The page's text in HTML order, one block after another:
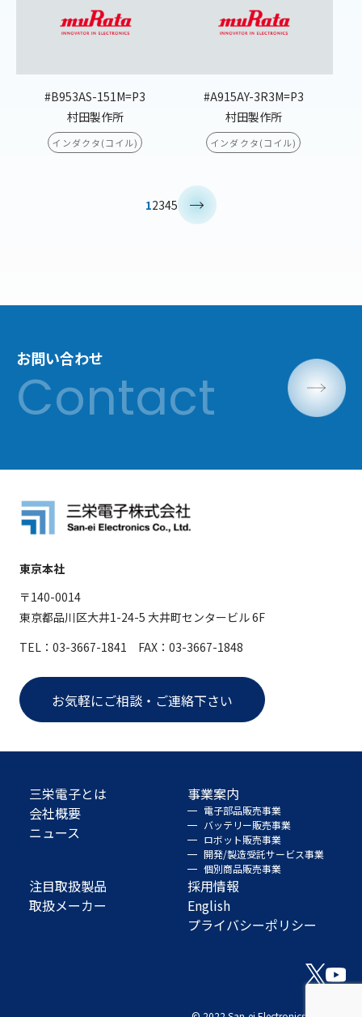
#B953AS-151M=P3
村田製作所
インダクタ(コイル)
#A915AY-3R3M=P3
村田製作所
インダクタ(コイル)
12345
お問い合わせ
東京本社
〒140-0014
東京都品川区大井1-24-5 大井町センタービル 6F
TEL：03-3667-1841 FAX：03-3667-1848
お気軽にご相談・ご連絡下さい
三栄電子とは
会社概要
ニュース
事業案内
電子部品販売事業
バッテリー販売事業
ロボット販売事業
開発/製造受託サービス事業
個別商品販売事業
注目取扱製品
取扱メーカー
採用情報
English
プライバシーポリシー